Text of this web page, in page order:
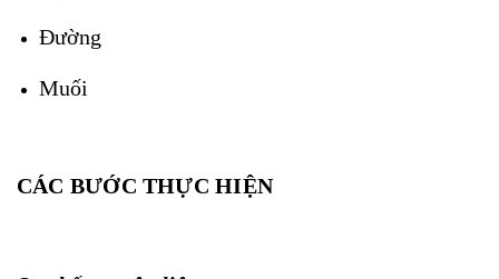
Đường
Muối
CÁC BƯỚC THỰC HIỆN